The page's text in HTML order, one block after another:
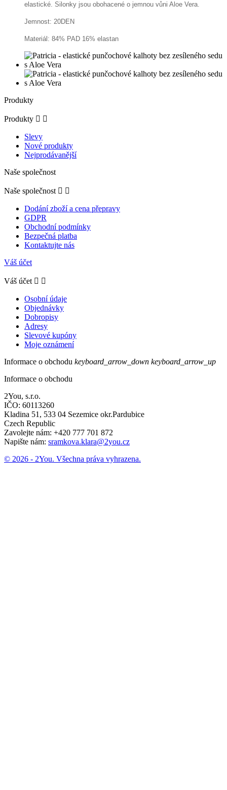
elastické. Silonky jsou obohacené o jemnou vůni Aloe Vera.
Jemnost: 20DEN
Materiál: 84% PAD 16% elastan
Produkty
Produkty  
Slevy
Nové produkty
Nejprodávanější
Naše společnost
Naše společnost  
Dodání zboží a cena přepravy
GDPR
Obchodní podmínky
Bezpečná platba
Kontaktujte nás
Váš účet
Váš účet  
Osobní údaje
Objednávky
Dobropisy
Adresy
Slevové kupóny
Moje oznámení
Informace o obchodu keyboard_arrow_down keyboard_arrow_up
Informace o obchodu
2You, s.r.o.
IČO: 60113260
Kladina 51, 533 04 Sezemice okr.Pardubice
Czech Republic
Zavolejte nám: +420 777 701 872
Napište nám: sramkova.klara@2you.cz
© 2026 - 2You. Všechna práva vyhrazena.